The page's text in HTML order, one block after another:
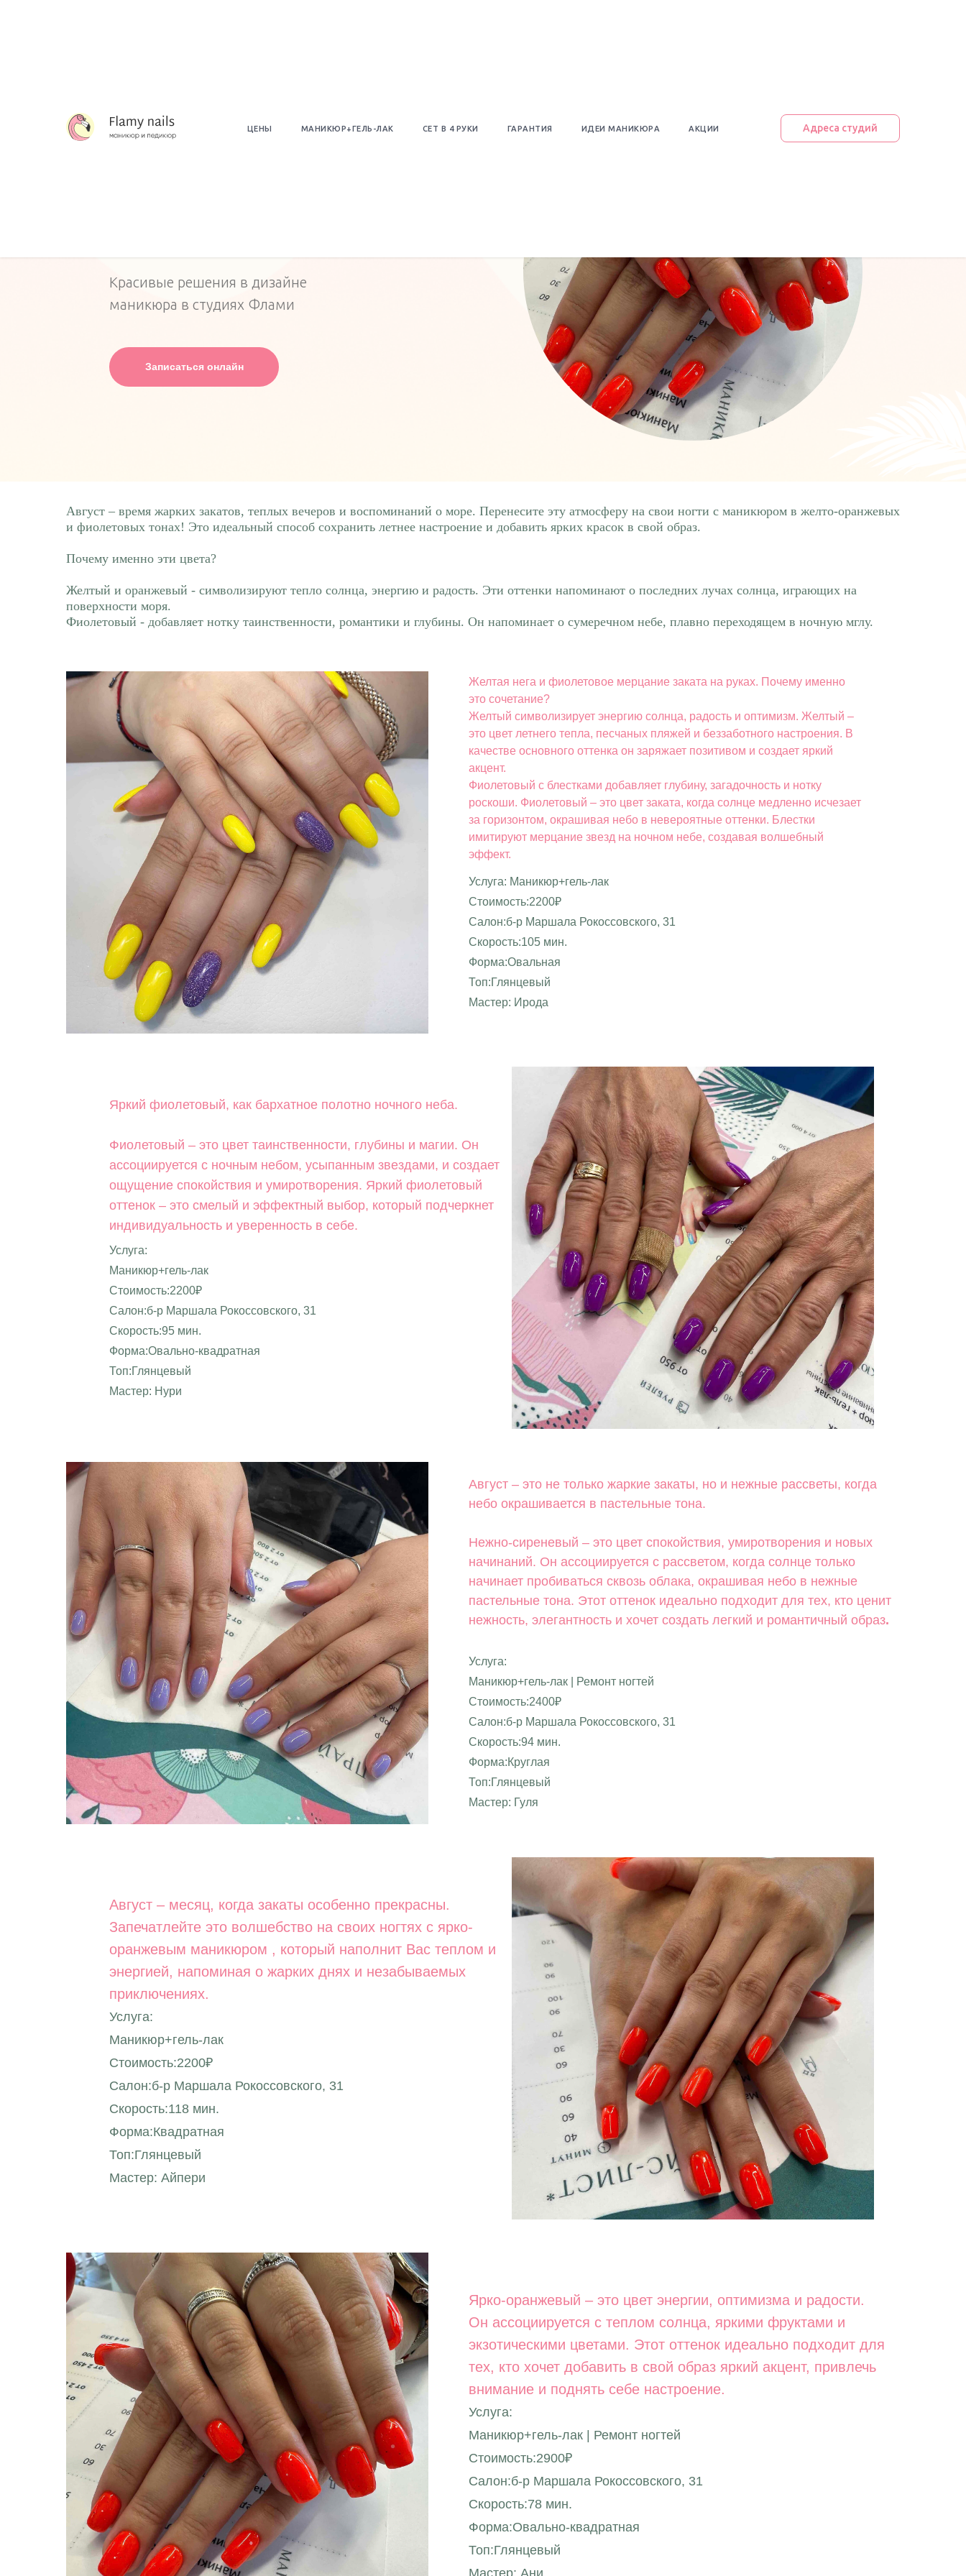
ЦЕНЫ МАНИКЮР+ГЕЛЬ-ЛАК СЕТ В 4 РУКИ ГАРАНТИЯ ИДЕИ МАНИКЮРА АКЦИИ Адреса студий
Записаться онлайн
Красивые решения в дизайне
маникюра в студиях Флами
Август – время жарких закатов, теплых вечеров и воспоминаний о море. Перенесите эту атмосферу на свои ногти с маникюром в желто-оранжевых
и фиолетовых тонах! Это идеальный способ сохранить летнее настроение и добавить ярких красок в свой образ.
Почему именно эти цвета?
Желтый и оранжевый - символизируют тепло солнца, энергию и радость. Эти оттенки напоминают о последних лучах солнца, играющих на
поверхности моря.
Фиолетовый - добавляет нотку таинственности, романтики и глубины. Он напоминает о сумеречном небе, плавно переходящем в ночную мглу.
Желтая нега и фиолетовое мерцание заката на руках. Почему именно
это сочетание?
Желтый символизирует энергию солнца, радость и оптимизм. Желтый –
это цвет летнего тепла, песчаных пляжей и беззаботного настроения. В
качестве основного оттенка он заряжает позитивом и создает яркий
акцент.
Фиолетовый с блестками добавляет глубину, загадочность и нотку
роскоши. Фиолетовый – это цвет заката, когда солнце медленно исчезает
за горизонтом, окрашивая небо в невероятные оттенки. Блестки
имитируют мерцание звезд на ночном небе, создавая волшебный
эффект.
Услуга: Маникюр+гель-лак
Стоимость:2200₽
Салон:б-р Маршала Рокоссовского, 31
Скорость:105 мин.
Форма:Овальная
Топ:Глянцевый
Мастер: Ирода
Услуга:
Маникюр+гель-лак
Стоимость:2200₽
Салон:б-р Маршала Рокоссовского, 31
Скорость:95 мин.
Форма:Овально-квадратная
Топ:Глянцевый
Мастер: Нури
Яркий фиолетовый, как бархатное полотно ночного неба.
Фиолетовый – это цвет таинственности, глубины и магии. Он
ассоциируется с ночным небом, усыпанным звездами, и создает
ощущение спокойствия и умиротворения. Яркий фиолетовый
оттенок – это смелый и эффектный выбор, который подчеркнет
индивидуальность и уверенность в себе.
Услуга:
Маникюр+гель-лак | Ремонт ногтей
Стоимость:2400₽
Салон:б-р Маршала Рокоссовского, 31
Скорость:94 мин.
Форма:Круглая
Топ:Глянцевый
Мастер: Гуля
Август – это не только жаркие закаты, но и нежные рассветы, когда
небо окрашивается в пастельные тона.
Нежно-сиреневый – это цвет спокойствия, умиротворения и новых
начинаний. Он ассоциируется с рассветом, когда солнце только
начинает пробиваться сквозь облака, окрашивая небо в нежные
пастельные тона. Этот оттенок идеально подходит для тех, кто ценит
нежность, элегантность и хочет создать легкий и романтичный образ.
Услуга:
Маникюр+гель-лак
Стоимость:2200₽
Салон:б-р Маршала Рокоссовского, 31
Скорость:118 мин.
Форма:Квадратная
Топ:Глянцевый
Мастер: Айпери
Август – месяц, когда закаты особенно прекрасны.
Запечатлейте это волшебство на своих ногтях с ярко-
оранжевым маникюром , который наполнит Вас теплом и
энергией, напоминая о жарких днях и незабываемых
приключениях.
Услуга:
Маникюр+гель-лак | Ремонт ногтей
Стоимость:2900₽
Салон:б-р Маршала Рокоссовского, 31
Скорость:78 мин.
Форма:Овально-квадратная
Топ:Глянцевый
Мастер: Ани
Ярко-оранжевый – это цвет энергии, оптимизма и радости.
Он ассоциируется с теплом солнца, яркими фруктами и
экзотическими цветами. Этот оттенок идеально подходит для
тех, кто хочет добавить в свой образ яркий акцент, привлечь
внимание и поднять себе настроение.